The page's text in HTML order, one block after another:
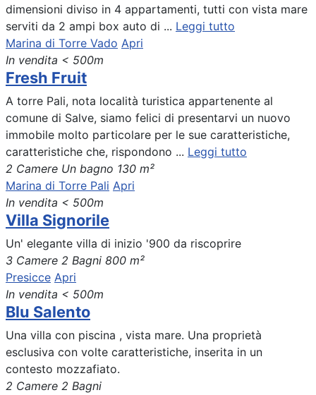
dimensioni diviso in 4 appartamenti, tutti con vista mare
serviti da 2 ampi box auto di ... Leggi tutto
Marina di Torre Vado Apri
In vendita < 500m
Fresh Fruit
A torre Pali, nota località turistica appartenente al
comune di Salve, siamo felici di presentarvi un nuovo
immobile molto particolare per le sue caratteristiche,
caratteristiche che, rispondono ... Leggi tutto
2 Camere Un bagno 130 m²
Marina di Torre Pali Apri
In vendita < 500m
Villa Signorile
Un' elegante villa di inizio '900 da riscoprire
3 Camere 2 Bagni 800 m²
Presicce Apri
In vendita < 500m
Blu Salento
Una villa con piscina , vista mare. Una proprietà
esclusiva con volte caratteristiche, inserita in un
contesto mozzafiato.
2 Camere 2 Bagni